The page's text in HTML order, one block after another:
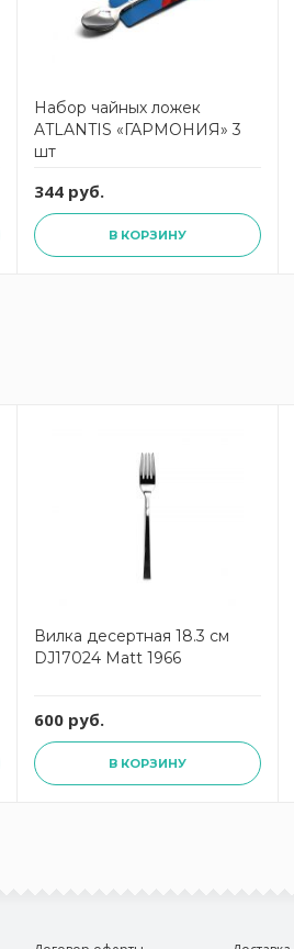
Набор чайных ложек
ATLANTIS «ГАРМОНИЯ» 3
шт
344 руб.
В КОРЗИНУ
Вилка десертная 18.3 см
DJ17024 Matt 1966
600 руб.
В КОРЗИНУ